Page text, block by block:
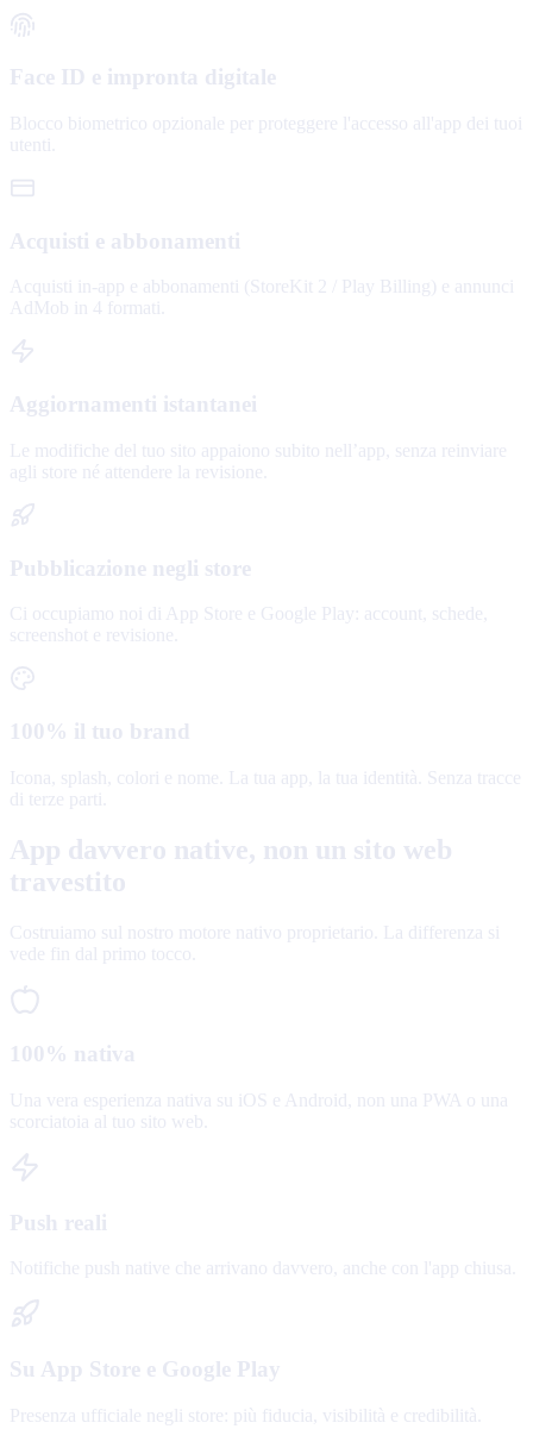
Face ID e impronta digitale
Blocco biometrico opzionale per proteggere l'accesso all'app dei tuoi
utenti.
Acquisti e abbonamenti
Acquisti in-app e abbonamenti (StoreKit 2 / Play Billing) e annunci
AdMob in 4 formati.
Aggiornamenti istantanei
Le modifiche del tuo sito appaiono subito nell’app, senza reinviare
agli store né attendere la revisione.
Pubblicazione negli store
Ci occupiamo noi di App Store e Google Play: account, schede,
screenshot e revisione.
100% il tuo brand
Icona, splash, colori e nome. La tua app, la tua identità. Senza tracce
di terze parti.
App davvero native, non un sito web
travestito
Costruiamo sul nostro motore nativo proprietario. La differenza si
vede fin dal primo tocco.
100% nativa
Una vera esperienza nativa su iOS e Android, non una PWA o una
scorciatoia al tuo sito web.
Push reali
Notifiche push native che arrivano davvero, anche con l'app chiusa.
Su App Store e Google Play
Presenza ufficiale negli store: più fiducia, visibilità e credibilità.